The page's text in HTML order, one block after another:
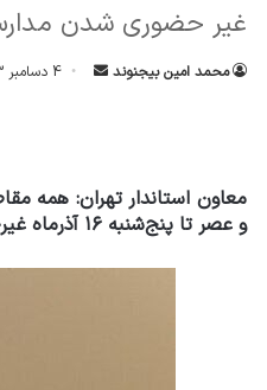
غیر حضوری شدن
محمد امین بیجنوند
ارسال 4 دسامبر 2023
معاون استاندار تهران: همه
و عصر تا پنج‌شنبه ۱۶ آذرماه غیرحضوری شد